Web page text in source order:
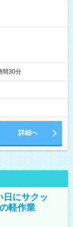
間30分
詳細へ
日にサクッ
軽作業